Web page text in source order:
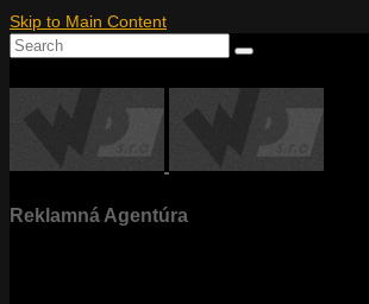
Skip to Main Content
Search
Reklamná Agentúra